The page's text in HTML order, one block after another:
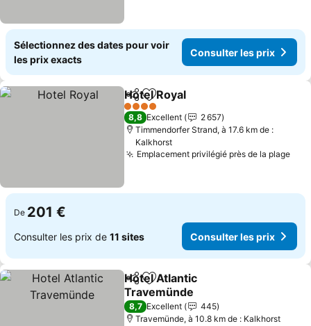
Sélectionnez des dates pour voir
les prix exacts
Consulter les prix
PartagerAjouter à mes favoris
Hotel Royal
4 Étoiles
8,8 Excellent
2 657
Timmendorfer Strand, à 17.6 km de :
Kalkhorst
Emplacement privilégié près de la plage
De 201 €
Consulter les prix de 11 sites Consulter les prix
PartagerAjouter à mes favoris
Hotel Atlantic
Travemünde
Consulter les prix
8,7 Excellent
445
Travemünde, à 10.8 km de : Kalkhorst